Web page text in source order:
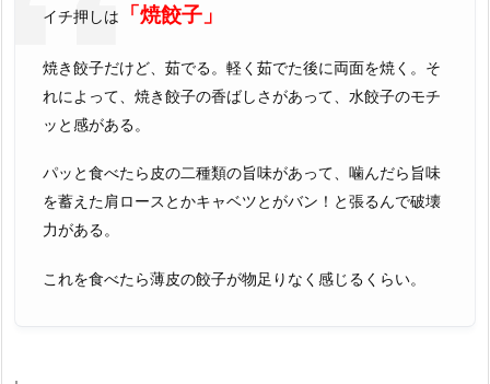
イチ押しは 「焼餃子」
焼き餃子だけど、茹でる。軽く茹でた後に両面を焼く。そ
れによって、焼き餃子の香ばしさがあって、水餃子のモチ
ッと感がある。
パッと食べたら皮の二種類の旨味があって、噛んだら旨味
を蓄えた肩ロースとかキャベツとがバン！と張るんで破壊
力がある。
これを食べたら薄皮の餃子が物足りなく感じるくらい。